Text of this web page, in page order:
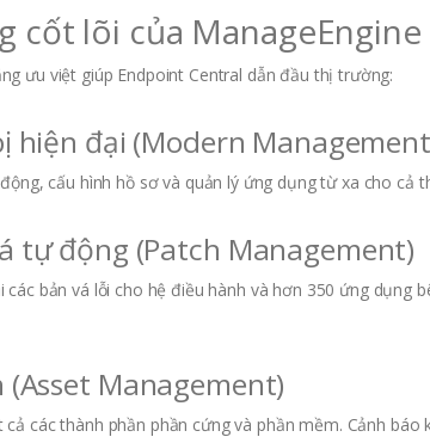
cốt lõi của
ưu việt giúp Endpoint Central dẫn đầu thị trường:
hiện đại (Modern
cấu hình hồ sơ và quản lý ứng dụng từ xa cho cả
tự động (Patch Management)
các bản vá lỗi cho hệ điều hành và hơn 350 ứng
Management)
các thành phần phần cứng và phần mềm. Cảnh